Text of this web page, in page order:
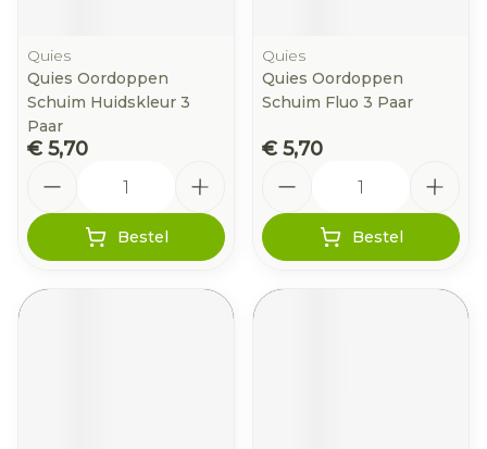
Quies
Quies Oordoppen
Schuim Huidskleur 3
Paar
€ 5,70
Bestel
Quies
Quies Oordoppen
Schuim Fluo 3 Paar
€ 5,70
Bestel